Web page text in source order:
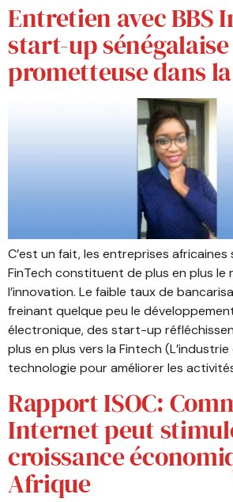
Entretien avec BBS
start-up sénégalaise
prometteuse dans
C’est un fait, les entreprises africaines
FinTech constituent de plus en plus le
l’innovation. Le faible taux de
freinant quelque peu le
électronique, des start-up
plus en plus vers la Fintech
technologie pour améliorer les
Rapport ISOC:
Internet peut
croissance
Afrique